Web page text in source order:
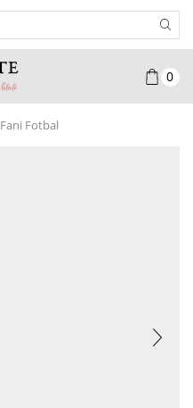
0
Fotbal